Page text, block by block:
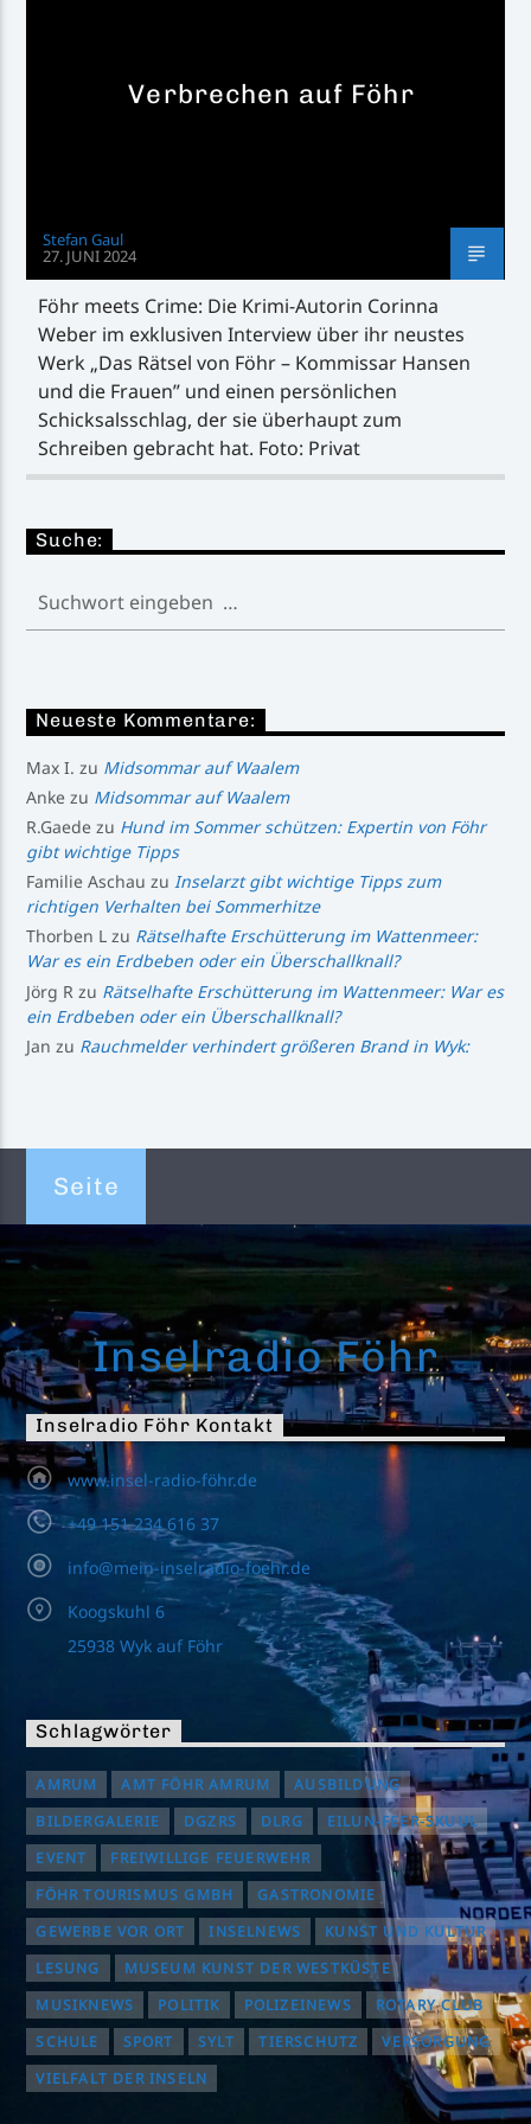
Verbrechen auf Föhr
Stefan Gaul
27. JUNI 2024
Föhr meets Crime: Die Krimi-Autorin Corinna
Weber im exklusiven Interview über ihr neustes
Werk „Das Rätsel von Föhr – Kommissar Hansen
und die Frauen” und einen persönlichen
Schicksalsschlag, der sie überhaupt zum
Schreiben gebracht hat. Foto: Privat
Suche:
Neueste Kommentare:
Max I. zu Midsommar auf Waalem
Anke zu Midsommar auf Waalem
R.Gaede zu Hund im Sommer schützen: Expertin von Föhr
gibt wichtige Tipps
Familie Aschau zuInselarzt gibt wichtige Tipps zum
richtigen Verhalten bei Sommerhitze
Thorben L zu Rätselhafte Erschütterung im Wattenmeer:
War es ein Erdbeben oder ein Überschallknall?
Jörg R zu Rätselhafte Erschütterung im Wattenmeer: War es
ein Erdbeben oder ein Überschallknall?
Jan zu Rauchmelder verhindert größeren Brand in Wyk:
Seite
Inselradio Föhr
Inselradio Föhr Kontakt
www.insel-radio-föhr.de
+49 151 234 616 37
info@mein-inselradio-foehr.de
Koogskuhl 6
25938 Wyk auf Föhr
Schlagwörter
AMRUM AMT FÖHR AMRUM
AUSBILDUNG
BILDERGALERIE
DGZRS DLRG
EILUN-FEER-SKUUL
EVENT
FREIWILLIGE FEUERWEHR
FÖHR TOURISMUS GMBH
GASTRONOMIE
GEWERBE VOR ORT
INSELNEWS
KUNST UND KULTUR
LESUNG
MUSEUM KUNST DER WESTKÜSTE
MUSIKNEWS
POLITIK POLIZEINEWS
ROTARY CLUB
SCHULE
SPORT SYLT TIERSCHUTZ
VERSORGUNG
VIELFALT DER INSELN